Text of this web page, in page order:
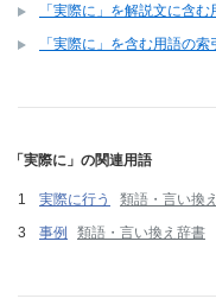
「実際に」を解説文に含
「実際に」を含む用語の索
「実際に」の関連用語
実際に行う 類語・言い換
事例
類語・言い換え辞書